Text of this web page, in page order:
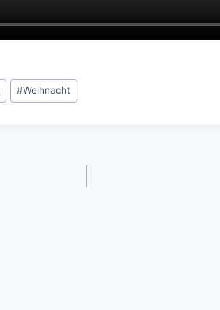
#Weihnacht